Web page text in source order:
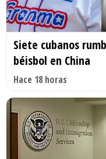
Siete cubanos
béisbol en China
Hace 18 horas